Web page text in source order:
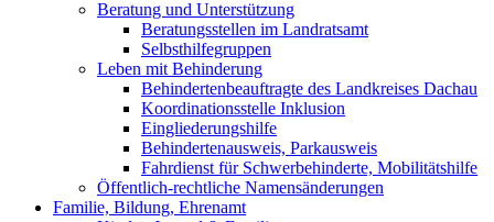
Beratung und Unterstützung
Beratungsstellen im Landratsamt
Selbsthilfegruppen
Leben mit Behinderung
Behindertenbeauftragte des Landkreises Dachau
Koordinationsstelle Inklusion
Eingliederungshilfe
Behindertenausweis, Parkausweis
Fahrdienst für Schwerbehinderte, Mobilitätshilfe
Öffentlich-rechtliche Namensänderungen
Familie, Bildung, Ehrenamt